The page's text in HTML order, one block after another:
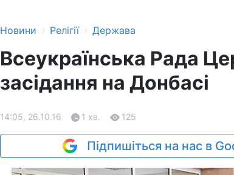
Новини › Релігії › Держава
Всеукраїнська Рада
засідання на Донбасі
14:05, 26.10.16 1 хв. 125
Підпишіться на нас в